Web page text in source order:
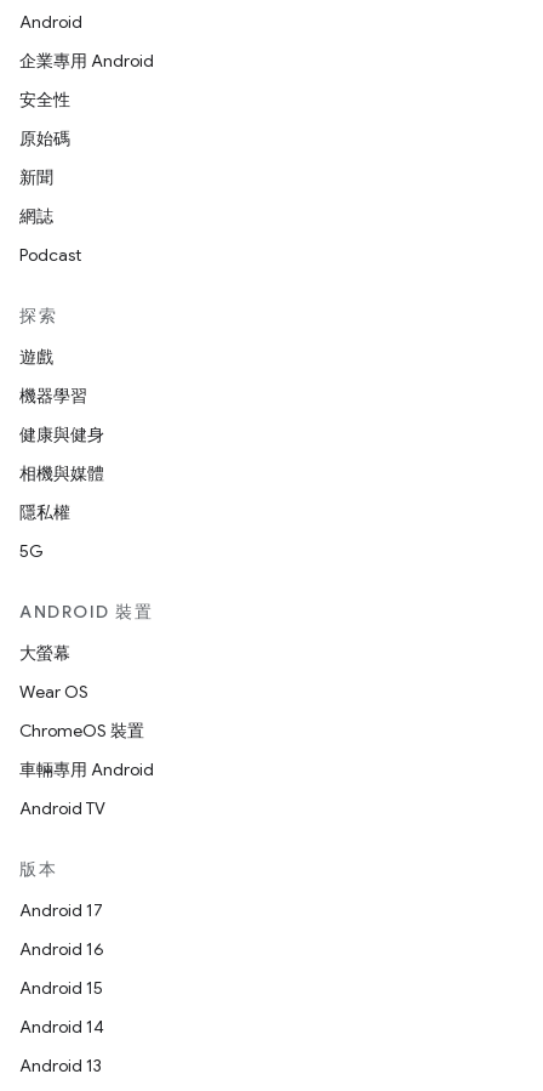
Android
企業專用 Android
安全性
原始碼
新聞
網誌
Podcast
探索
遊戲
機器學習
健康與健身
相機與媒體
隱私權
5G
ANDROID 裝置
大螢幕
Wear OS
ChromeOS 裝置
車輛專用 Android
Android TV
版本
Android 17
Android 16
Android 15
Android 14
Android 13